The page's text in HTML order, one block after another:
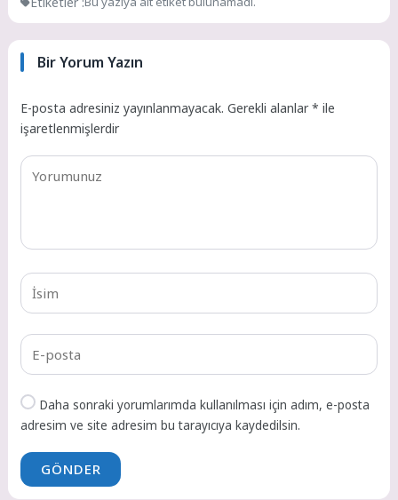
Bir Yorum Yazın
E-posta adresiniz yayınlanmayacak. Gerekli alanlar* ile
işaretlenmişlerdir
Daha sonraki yorumlarımda kullanılması için adım, e-posta
adresim ve site adresim bu tarayıcıya kaydedilsin.
GÖNDER